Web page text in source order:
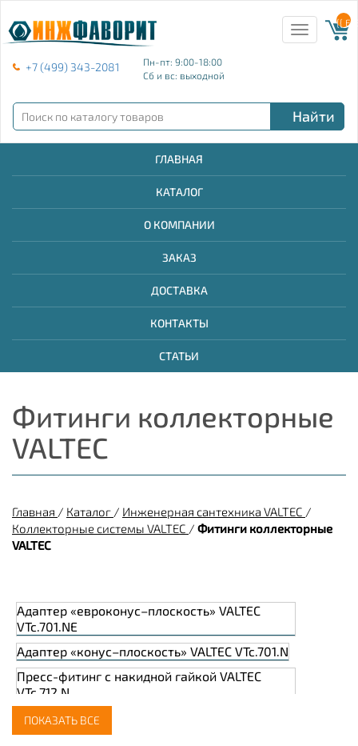
+7 (499) 343-2081
Пн-пт: 9:00-18:00
Сб и вс: выходной
Toggle
navigation
{{
Найти
ГЛАВНАЯ
КАТАЛОГ
О КОМПАНИИ
ЗАКАЗ
ДОСТАВКА
КОНТАКТЫ
СТАТЬИ
Фитинги коллекторные
VALTEC
Главная / Каталог / Инженерная сантехника VALTEC /
Коллекторные системы VALTEC / Фитинги коллекторные
VALTEC
Адаптер «евроконус–плоскость» VALTEC
VTc.701.NE
Адаптер «конус–плоскость» VALTEC VTc.701.N
Пресс-фитинг с накидной гайкой VALTEC
VTc.712.N
Пресс-фитинг с накидной гайкой под
«евроконус» VALTEC VTc.712.NE
ПОКАЗАТЬ ВСЕ